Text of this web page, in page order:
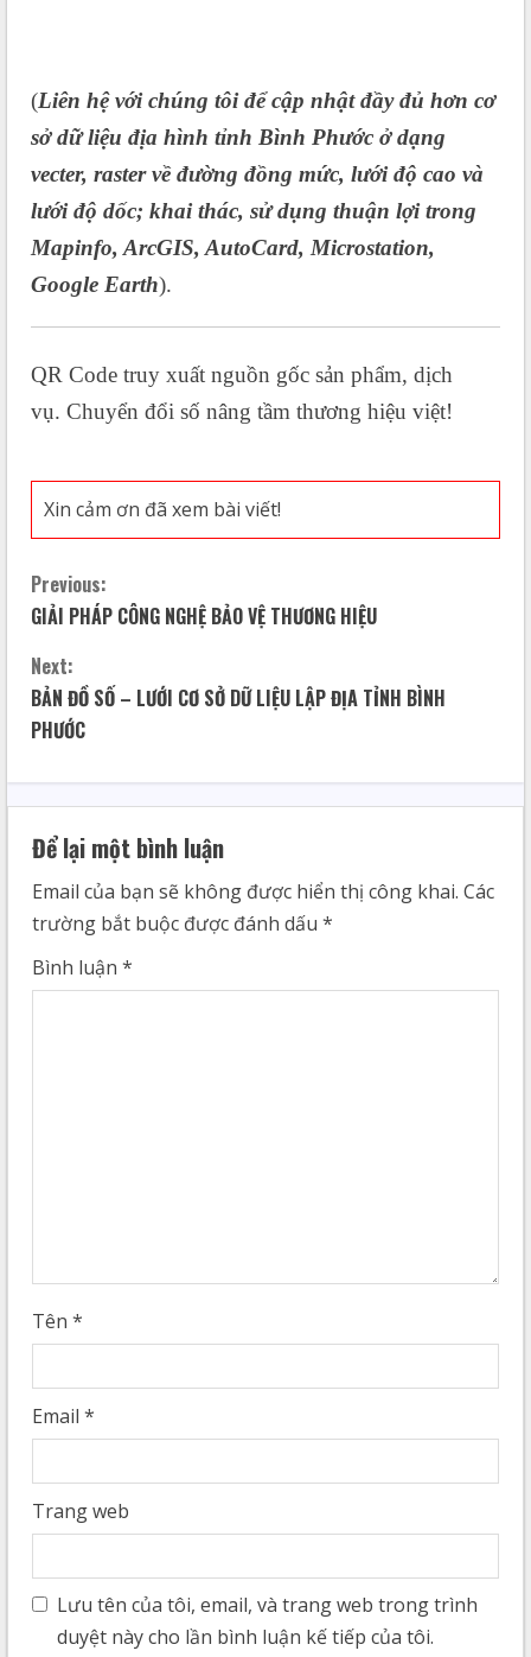
(Liên hệ với chúng tôi để cập nhật đầy đủ hơn cơ
sở dữ liệu địa hình tỉnh Bình Phước ở dạng
vecter, raster về đường đồng mức, lưới độ cao và
lưới độ dốc; khai thác, sử dụng thuận lợi trong
Mapinfo, ArcGIS, AutoCard, Microstation,
Google Earth).
QR Code truy xuất nguồn gốc sản phẩm, dịch
vụ. Chuyển đổi số nâng tầm thương hiệu việt!
Xin cảm ơn đã xem bài viết!
Previous:
GIẢI PHÁP CÔNG NGHỆ BẢO VỆ THƯƠNG HIỆU
Next:
BẢN ĐỒ SỐ – LƯỚI CƠ SỞ DỮ LIỆU LẬP ĐỊA TỈNH BÌNH
PHƯỚC
Để lại một bình luận
Email của bạn sẽ không được hiển thị công khai. Các
trường bắt buộc được đánh dấu *
Bình luận *
Tên *
Email *
Trang web
Lưu tên của tôi, email, và trang web trong trình
duyệt này cho lần bình luận kế tiếp của tôi.